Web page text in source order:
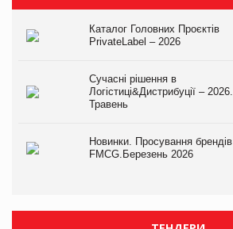
Каталог Головних Проєктів
PrivateLabel – 2026
Сучасні рішення в
Логістиці&Дистрибуції – 2026.
Травень
Новинки. Просування брендів
FMCG.Березень 2026